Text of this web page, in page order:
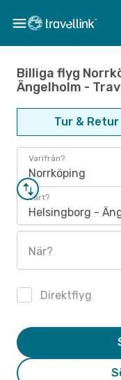
Billiga flyg
Ängelholm -
Tur & Retur
Varifrån?
Norrköping
Vart?
Helsingborg -
När?
Direktflyg